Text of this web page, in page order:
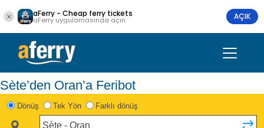
aFerry - Cheap ferry tickets
aFerry uygulamasında açın AÇIK
Sète’den Oran’a Feribot
Dönüş Tek Yön Farklı dönüş